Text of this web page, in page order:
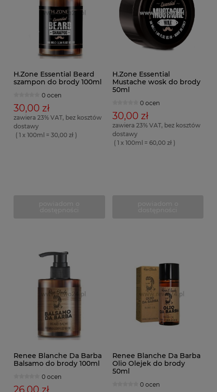
H.Zone Essential Beard
szampon do brody 100ml
0 ocen
30,00 zł
zawiera 23% VAT, bez kosztów
dostawy
( 1 x 100ml = 30,00 zł )
H.Zone Essential
Mustache wosk do brody
50ml
0 ocen
30,00 zł
zawiera 23% VAT, bez kosztów
dostawy
( 1 x 100ml = 60,00 zł )
Renee Blanche Da Barba
Balsamo do brody 100ml
0 ocen
26,00 zł
Renee Blanche Da Barba
Olio Olejek do brody
50ml
0 ocen